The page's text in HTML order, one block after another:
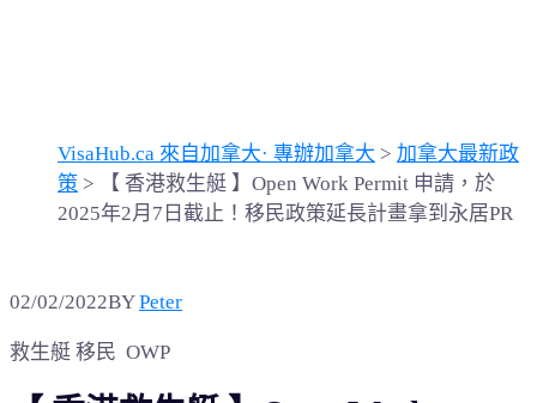
VisaHub.ca 來自加拿大· 專辦加拿大 > 加拿大最新政
策 >
【 香港救生艇 】Open Work Permit 申請，於
2025年2月7日截止！移民政策延長計畫拿到永居PR
02/02/2022BYPeter
救生艇 移民 OWP